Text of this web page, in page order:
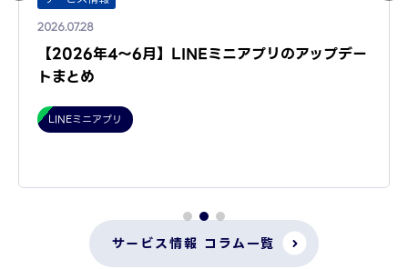
2026.07.28
【2026年4～6月】LINEミニアプリのアップデー
トまとめ
LINEミニアプリ
サービス情報 コラム一覧